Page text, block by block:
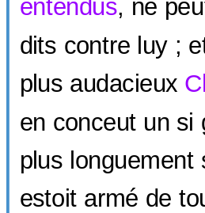
entendus, ne
dits contre luy ;
plus audacieux
en conceut un si
plus longuement
estoit armé de